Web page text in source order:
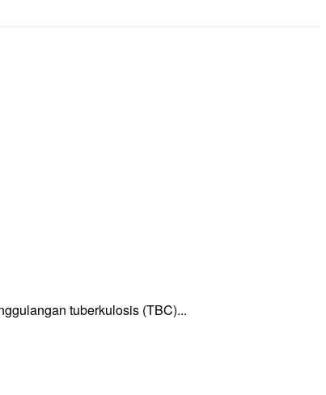
tuberkulosis (TBC)...